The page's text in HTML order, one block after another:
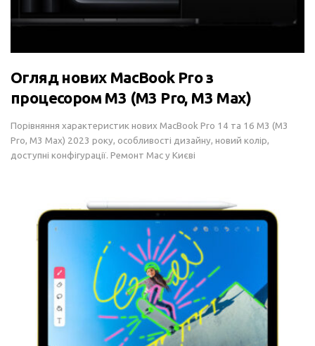
Огляд нових MacBook Pro з
процесором M3 (M3 Pro, M3 Max)
Порівняння характеристик нових MacBook Pro 14 та 16 M3 (M3
Pro, M3 Max) 2023 року, особливості дизайну, новий колір,
доступні конфігурації. Ремонт Mac у Києві